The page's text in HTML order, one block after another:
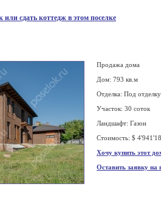
сдать коттедж в этом поселке
Продажа дома
Дом: 793 кв.м
Отделка: Под отделку
Участок: 30 соток
Ландшафт: Газон
Стоимость: $
Хочу купить этот
Оставить заявку на